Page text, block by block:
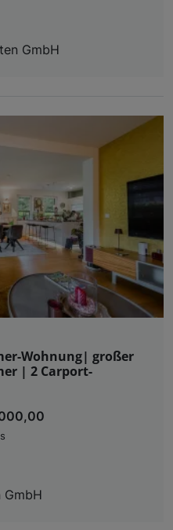
GmbH
Wohnung| großer
| 2 Carport-
GmbH